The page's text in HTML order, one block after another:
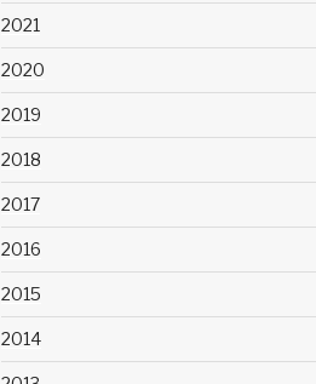
2021
2020
2019
2018
2017
2016
2015
2014